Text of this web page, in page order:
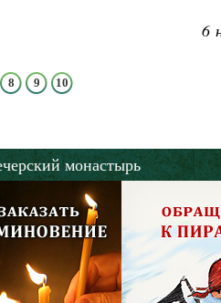
6
8 9 10
монастырь